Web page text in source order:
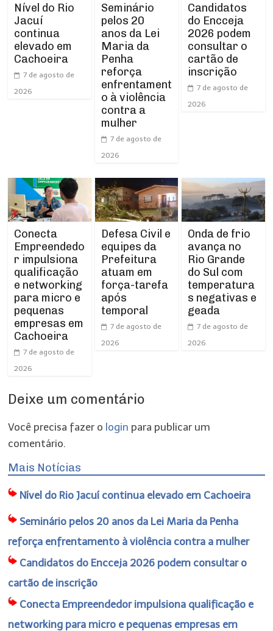
Nível do Rio
Jacuí
continua
elevado em
Cachoeira
7 de agosto de
2026
Seminário
pelos 20
anos da Lei
Maria da
Penha
reforça
enfrentament
o à violência
contra a
mulher
7 de agosto de
2026
Candidatos
do Encceja
2026 podem
consultar o
cartão de
inscrição
7 de agosto de
2026
Conecta
Empreendedo
r impulsiona
qualificação
e networking
para micro e
pequenas
empresas em
Cachoeira
7 de agosto de
2026
Defesa Civil e
equipes da
Prefeitura
atuam em
força-tarefa
após
temporal
7 de agosto de
2026
Onda de frio
avança no
Rio Grande
do Sul com
temperatura
s negativas e
geada
7 de agosto de
2026
Deixe um comentário
Você precisa fazer o login para publicar um
comentário.
Mais Notícias
Nível do Rio Jacuí continua elevado em Cachoeira
Seminário pelos 20 anos da Lei Maria da Penha
reforça enfrentamento à violência contra a mulher
Candidatos do Encceja 2026 podem consultar o
cartão de inscrição
Conecta Empreendedor impulsiona qualificação e
networking para micro e pequenas empresas em